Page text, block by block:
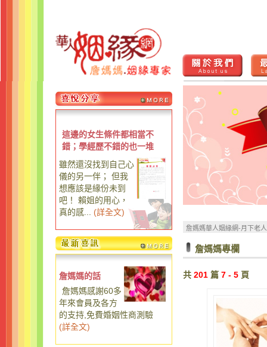
這邊的女生條件都相當不
錯；學經歷不錯的也一堆
雖然還沒找到自己心
儀的另一伴； 但我
想應該是緣份未到
吧！ 賴姐的用心，
真的感...
(詳全文)
詹媽媽的話
詹媽媽感謝60多
年來會員及各方
的支持,免費婚姻性商測驗
(詳全文)
詹媽媽華人姻緣網-月下老
詹媽媽專欄
共 201 篇 7 - 5 頁